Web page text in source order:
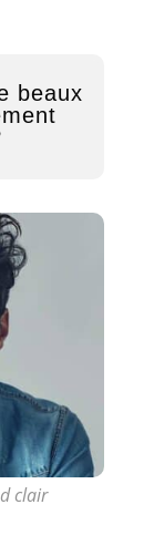
beaux
clair